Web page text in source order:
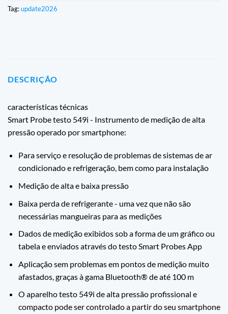
Tag:update2026
DESCRIÇÃO
características técnicas
Smart Probe testo 549i - Instrumento de medição de alta
pressão operado por smartphone:
Para serviço e resolução de problemas de sistemas de ar
condicionado e refrigeração, bem como para instalação
Medição de alta e baixa pressão
Baixa perda de refrigerante - uma vez que não são
necessárias mangueiras para as medições
Dados de medição exibidos sob a forma de um gráfico ou
tabela e enviados através do testo Smart Probes App
Aplicação sem problemas em pontos de medição muito
afastados, graças à gama Bluetooth® de até 100 m
O aparelho testo 549i de alta pressão profissional e
compacto pode ser controlado a partir do seu smartphone